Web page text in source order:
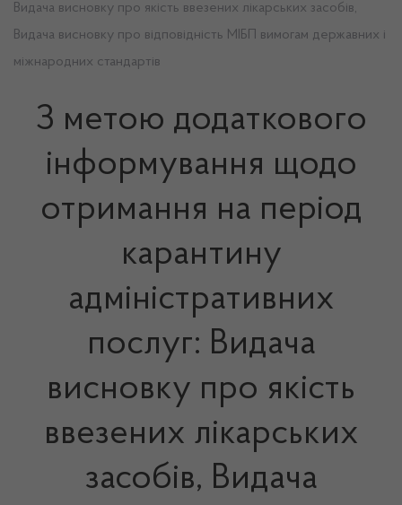
Видача висновку про якість ввезених лікарських засобів,
Видача висновку про відповідність МІБП вимогам державних і
міжнародних стандартів
З метою додаткового
інформування щодо
отримання на період
карантину
адміністративних
послуг: Видача
висновку про якість
ввезених лікарських
засобів, Видача